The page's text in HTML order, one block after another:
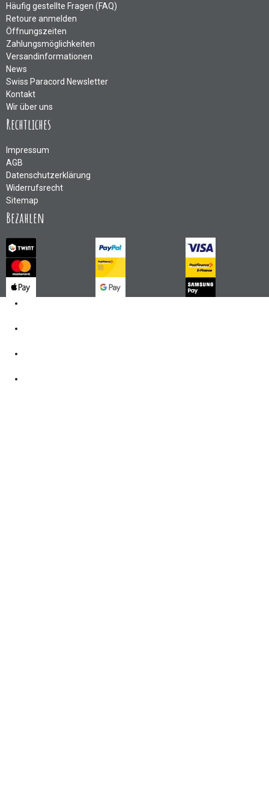
Häufig gestellte Fragen (FAQ)
Retoure anmelden
Öffnungszeiten
Zahlungsmöglichkeiten
Versandinformationen
News
Swiss Paracord Newsletter
Kontakt
Wir über uns
Rechtliches
Impressum
AGB
Datenschutzerklärung
Widerrufsrecht
Sitemap
Bezahlen